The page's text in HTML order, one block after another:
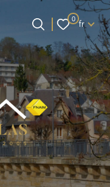
0 Langue
fr